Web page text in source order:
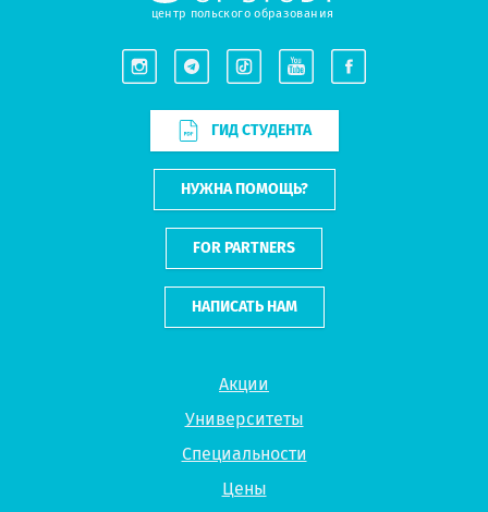
Акции
Университеты
Специальности
Цены
центр польского образования
ГИД СТУДЕНТА
НУЖНА ПОМОЩЬ?
FOR PARTNERS
НАПИСАТЬ НАМ